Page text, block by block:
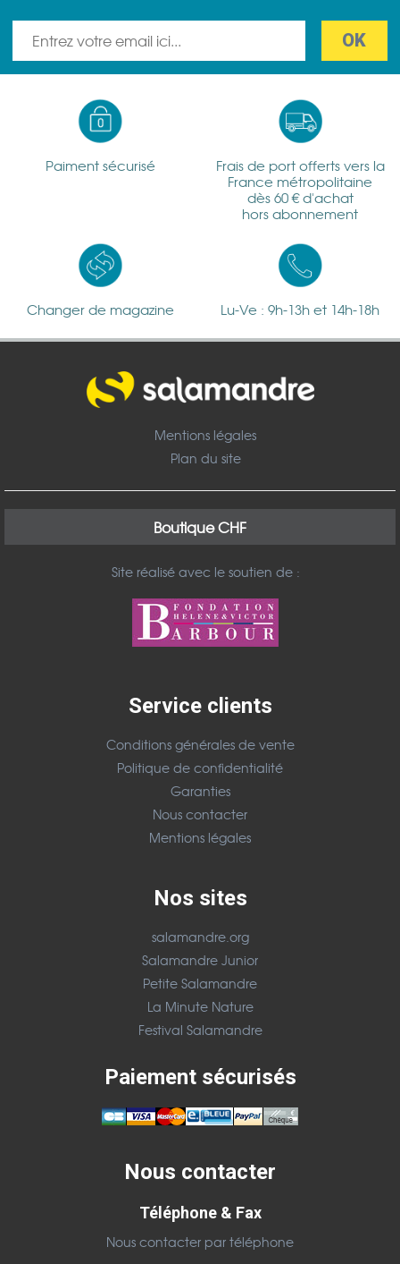
Paiment sécurisé
Frais de port offerts vers la
France métropolitaine
dès 60 € d'achat
hors abonnement
Changer de magazine Lu-Ve : 9h-13h et 14h-18h
Mentions légales
Plan du site
Boutique CHF
Site réalisé avec le soutien de :
Service clients
Conditions générales de vente
Politique de confidentialité
Garanties
Nous contacter
Mentions légales
Nos sites
salamandre.org
Salamandre Junior
Petite Salamandre
La Minute Nature
Festival Salamandre
Paiement sécurisés
Nous contacter
Téléphone & Fax
Nous contacter par téléphone